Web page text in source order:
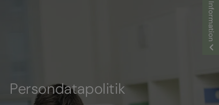
Persondatapolitik
Information